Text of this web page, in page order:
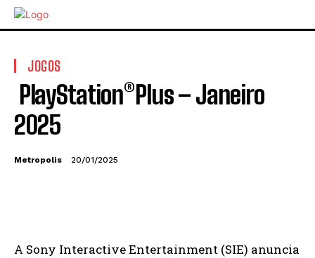
JOGOS
PlayStation®Plus – Janeiro
2025
Metropolis 20/01/2025
A Sony Interactive Entertainment (SIE) anuncia